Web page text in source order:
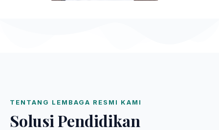
TENTANG LEMBAGA RESMI KAMI
Solusi Pendidikan